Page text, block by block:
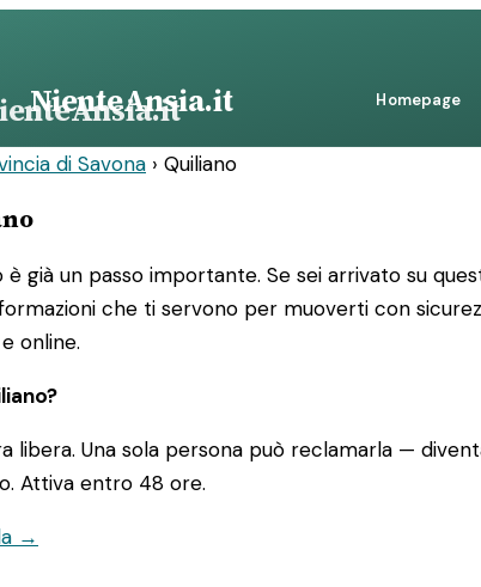
NienteAnsia.it Homepage
di Savona › Quiliano
già un passo importante. Se sei arrivato su
che ti servono per muoverti con
online.
libera. Una sola persona può reclamarla —
Attiva entro 48 ore.
→